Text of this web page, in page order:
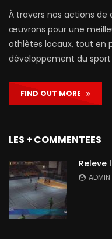
À travers nos actions
œuvrons pour une
athlètes locaux, tout en
développement du sport
FIND OUT MORE
LES + COMMENTEES
Releve
ADMIN